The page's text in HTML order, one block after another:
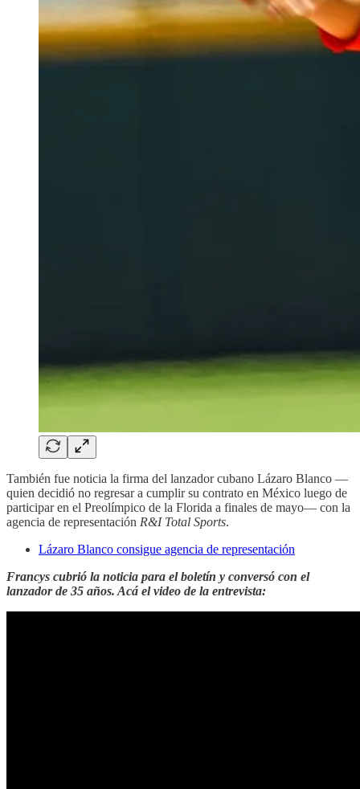
También fue noticia la firma del lanzador cubano Lázaro Blanco —
quien decidió no regresar a cumplir su contrato en México luego de
participar en el Preolímpico de la Florida a finales de mayo— con la
agencia de representación R&I Total Sports.
Lázaro Blanco consigue agencia de representación
Francys cubrió la noticia para el boletín y conversó con el
lanzador de 35 años. Acá el video de la entrevista: